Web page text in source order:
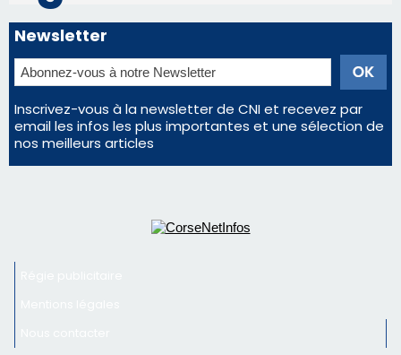
Régie publicitaire
Nous contacter
© 2026 corsenetinfos